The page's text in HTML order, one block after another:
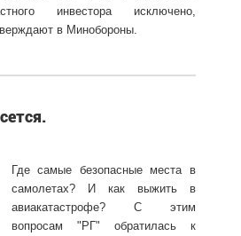
инвестора исключено,
в Минобороны.
Где самые безопасные места в
самолетах? И как выжить в
авиакатастрофе? С этим
вопросам "РГ" обратилась к